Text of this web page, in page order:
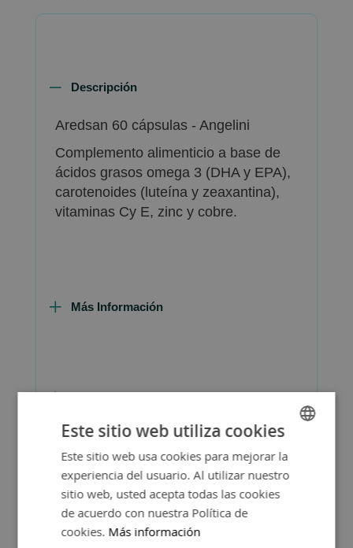
Descripción
Aredsan 60 cápsulas - Angelini
Complemento alimenticio a base de
ácidos grasos omega 3 (DHA y EPA),
carotenoides (luteína y zeaxantina),
vitaminas Cy E, zinc y cobre.
Más Información
SPANISH
ENGLISH
Este sitio web utiliza cookies
Este sitio web usa cookies para mejorar la
experiencia del usuario. Al utilizar nuestro
sitio web, usted acepta todas las cookies
de acuerdo con nuestra Política de
cookies. Más información